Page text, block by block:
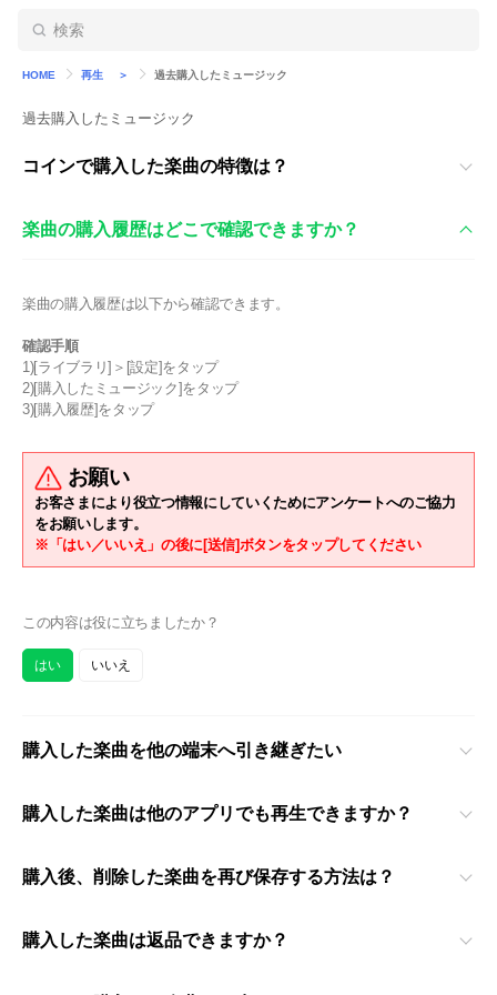
HOME 再生 ＞ 過去購入したミュージック
過去購入したミュージック
コインで購入した楽曲の特徴は？
楽曲の購入履歴はどこで確認できますか？
楽曲の購入履歴は以下から確認できます。
確認手順
1)[ライブラリ]＞[設定]をタップ
2)[購入したミュージック]をタップ
3)[購入履歴]をタップ
お願い
お客さまにより役立つ情報にしていくためにアンケートへのご協力
をお願いします。
※「はい／いいえ」の後に[送信]ボタンをタップしてください
この内容は役に立ちましたか？
はい いいえ
購入した楽曲を他の端末へ引き継ぎたい
購入した楽曲は他のアプリでも再生できますか？
購入後、削除した楽曲を再び保存する方法は？
購入した楽曲は返品できますか？